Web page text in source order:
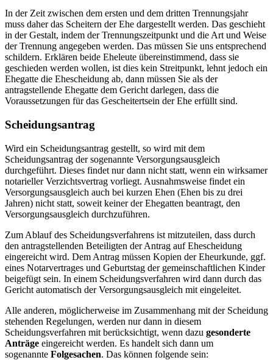
In der Zeit zwischen dem ersten und dem dritten Trennungsjahr
muss daher das Scheitern der Ehe dargestellt werden. Das geschieht
in der Gestalt, indem der Trennungszeitpunkt und die Art und Weise
der Trennung angegeben werden. Das müssen Sie uns entsprechend
schildern. Erklären beide Eheleute übereinstimmend, dass sie
geschieden werden wollen, ist dies kein Streitpunkt, lehnt jedoch ein
Ehegatte die Ehescheidung ab, dann müssen Sie als der
antragstellende Ehegatte dem Gericht darlegen, dass die
Voraussetzungen für das Gescheitertsein der Ehe erfüllt sind.
Scheidungsantrag
Wird ein Scheidungsantrag gestellt, so wird mit dem
Scheidungsantrag der sogenannte Versorgungsausgleich
durchgeführt. Dieses findet nur dann nicht statt, wenn ein wirksamer
notarieller Verzichtsvertrag vorliegt. Ausnahmsweise findet ein
Versorgungsausgleich auch bei kurzen Ehen (Ehen bis zu drei
Jahren) nicht statt, soweit keiner der Ehegatten beantragt, den
Versorgungsausgleich durchzuführen.
Zum Ablauf des Scheidungsverfahrens ist mitzuteilen, dass durch
den antragstellenden Beteiligten der Antrag auf Ehescheidung
eingereicht wird. Dem Antrag müssen Kopien der Eheurkunde, ggf.
eines Notarvertrages und Geburtstag der gemeinschaftlichen Kinder
beigefügt sein. In einem Scheidungsverfahren wird dann durch das
Gericht automatisch der Versorgungsausgleich mit eingeleitet.
Alle anderen, möglicherweise im Zusammenhang mit der Scheidung
stehenden Regelungen, werden nur dann in diesem
Scheidungsverfahren mit berücksichtigt, wenn dazu gesonderte
Anträge eingereicht werden. Es handelt sich dann um
sogenannte Folgesachen. Das können folgende sein: